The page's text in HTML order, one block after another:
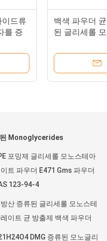
드류
를 증
백색 파우더
된 글리세롤
Monoglycerides
포밍제 글리세롤 모노스테아
트 파우더 E471 Gms 파우더
123-94-4
산 증류된 글리세롤 모노스테
이트 균 방출제 백색 파우더
DMG 증류된 모노글리